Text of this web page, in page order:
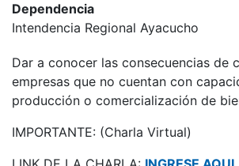
Dependencia
Intendencia Regional Ayacucho
Dar a conocer las consecuencias de
empresas que no cuentan con
producción o comercialización de
IMPORTANTE: (Charla Virtual)